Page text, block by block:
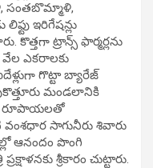
సంతబొమ్మాళి,
ఇరిగేషన్లు
కొత్తగా ట్రాన్స్ ఫార్మర్లను
ఎకరాలకు
గొట్టా బ్యారేజ్
మండలానికి
రూపాయలతో
వంశధార సాగునీరు శివారు
ఆనందం పొంగి
శ్రీకారం చుట్టారు.